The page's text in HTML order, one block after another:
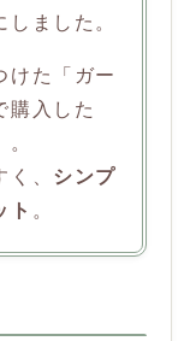
ました。
けた「ガー
購入した
、 シンプ
ト 。